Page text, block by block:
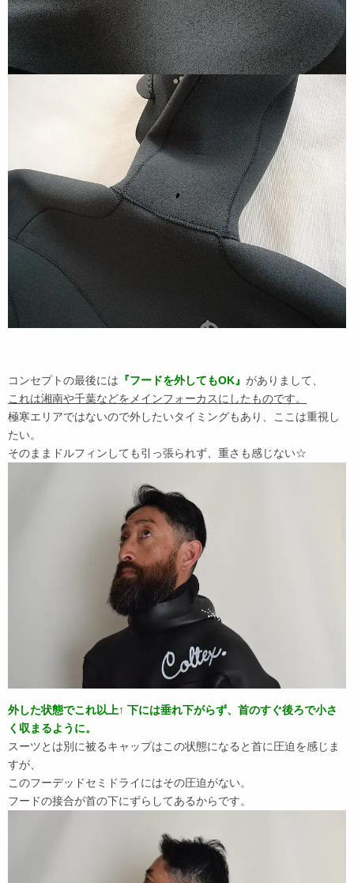
コンセプトの最後には 『フードを外してもOK』 がありまして、
これは湘南や千葉などをメインフォーカスにしたものです。
極寒エリアではないので外したいタイミングもあり、ここは重視し
たい。
そのままドルフィンしても引っ張られず、重さも感じない☆
外した状態でこれ以上↑ 下には垂れ下がらず、首のすぐ後ろで小さ
く収まるように。
スーツとは別に被るキャップはこの状態になると首に圧迫を感じま
すが、
このフーデッドセミドライにはその圧迫がない。
フードの接合が首の下にずらしてあるからです。